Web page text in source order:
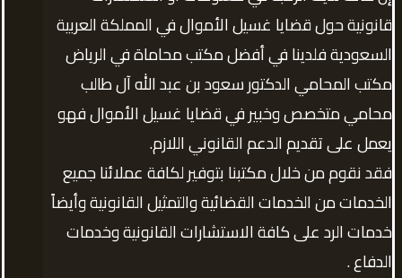
قانونية حول قضايا غسيل الأموال في المملكة العربية
السعودية فلدينا في أفضل مكتب محاماة في الرياض
مكتب المحامي الدكتور سعود بن عبد الله آل طالب
محامي متخصص وخبير في قضايا غسيل الأموال فهو
يعمل على تقديم الدعم القانوني اللازم.
فقد نقوم من خلال مكتبنا بتوفير لكافة عملائنا جميع
الخدمات من الخدمات القضائية والتمثيل القانونية وأيضاً
خدمات الرد على كافة الاستشارات القانونية وخدمات
الدفاع .